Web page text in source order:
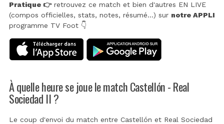
Pratique 👉retrouvez ce match et bien d'autres EN LIVE
(compos officielles, stats, notes, résumé...) sur notre APPLI
programme TV Foot 👇
À quelle heure se joue le match Castellón - Real
Sociedad II ?
Le coup d'envoi du match entre Castellón et Real Sociedad